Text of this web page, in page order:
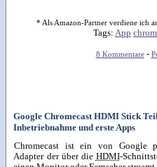
* Als Amazon-Partner verdiene ich
Tags: App
8 Kommentare-
Google Chromecast HDMI Stick
Inbetriebnahme und erste Apps
Chromecast ist ein von Google
Adapter der über die HDMI-